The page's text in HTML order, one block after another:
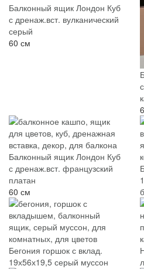
Балконный ящик Лондон Куб
с дренаж.вст. вулканический
серый
60 см
Балконный ящик Лондон Куб
с дренаж.вст. французский
платан
60 см
Бегония горшок с вклад.
19х56х19,5 серый муссон